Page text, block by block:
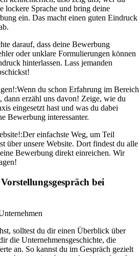
lockere Sprache und bring deine
ein. Das macht einen guten Eindruck
darauf, dass deine Bewerbung
oder unklare Formulierungen können
hinterlassen. Lass jemanden
Wenn du schon Erfahrung im Bereich
dann erzähl uns davon! Zeige, wie du
eingesetzt hast und was du dabei
Bewerbung interessanter.
Der einfachste Weg, um Teil
über unsere Website. Dort findest du alle
Bewerbung direkt einreichen. Wir
bei
solltest du dir einen Überblick über
die Unternehmensgeschichte, die
an. So kannst du im Gespräch gezielt